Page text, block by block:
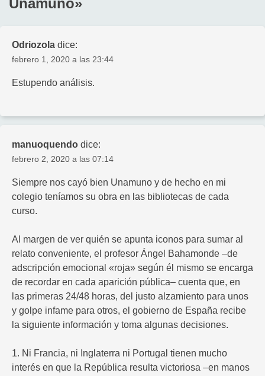
Odriozola dice:
febrero 1, 2020 a las 23:44
Estupendo análisis.
manuoquendo dice:
febrero 2, 2020 a las 07:14
Siempre nos cayó bien Unamuno y de hecho en mi
colegio teníamos su obra en las bibliotecas de cada
curso.
Al margen de ver quién se apunta iconos para sumar al
relato conveniente, el profesor Ángel Bahamonde –de
adscripción emocional «roja» según él mismo se encarga
de recordar en cada aparición pública– cuenta que, en
las primeras 24/48 horas, del justo alzamiento para unos
y golpe infame para otros, el gobierno de España recibe
la siguiente información y toma algunas decisiones.
1. Ni Francia, ni Inglaterra ni Portugal tienen mucho
interés en que la República resulta victoriosa –en manos